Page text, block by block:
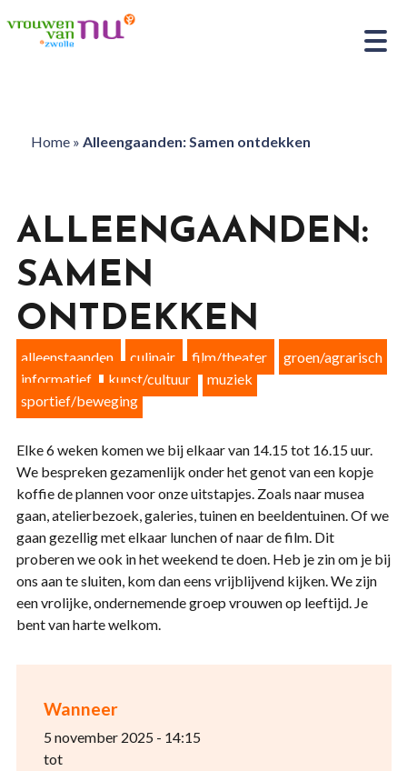
Home» Alleengaanden: Samen ontdekken
Wanneer
5 november 2025 - 14:15
tot
ALLEENGAANDEN:
SAMEN
ONTDEKKEN
alleenstaanden culinair film/theater
groen/agrarisch
informatief
kunst/cultuur
muziek
sportief/beweging
Elke 6 weken komen we bij elkaar van 14.15 tot 16.15 uur.
We bespreken gezamenlijk onder het genot van een kopje
koffie de plannen voor onze uitstapjes. Zoals naar musea
gaan, atelierbezoek, galeries, tuinen en beeldentuinen. Of we
gaan gezellig met elkaar lunchen of naar de film. Dit
proberen we ook in het weekend te doen. Heb je zin om je bij
ons aan te sluiten, kom dan eens vrijblijvend kijken. We zijn
een vrolijke, ondernemende groep vrouwen op leeftijd. Je
bent van harte welkom.